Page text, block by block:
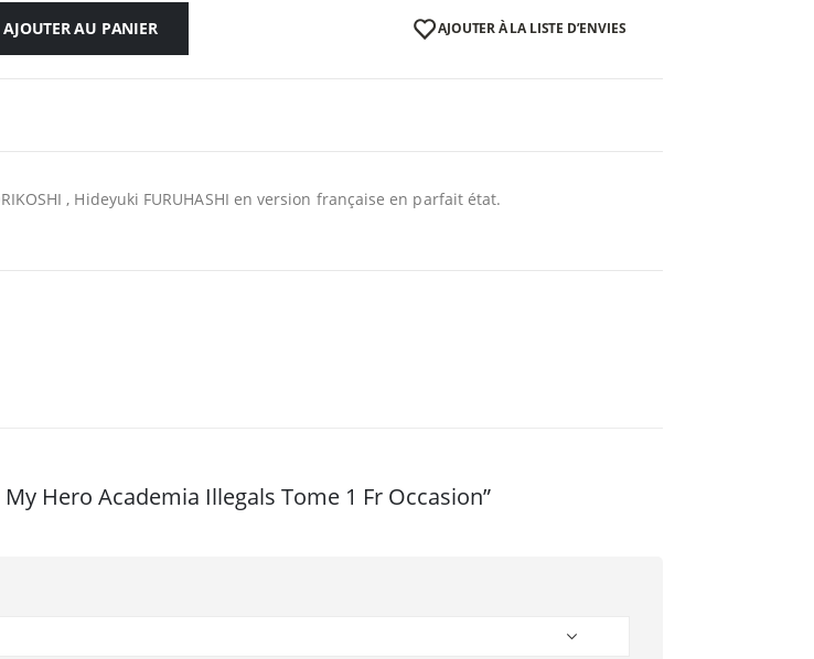
AJOUTER AU PANIER AJOUTER À LA LISTE D’ENVIES
, Hideyuki FURUHASHI en version française en parfait état.
Hero Academia Illegals Tome 1 Fr Occasion”